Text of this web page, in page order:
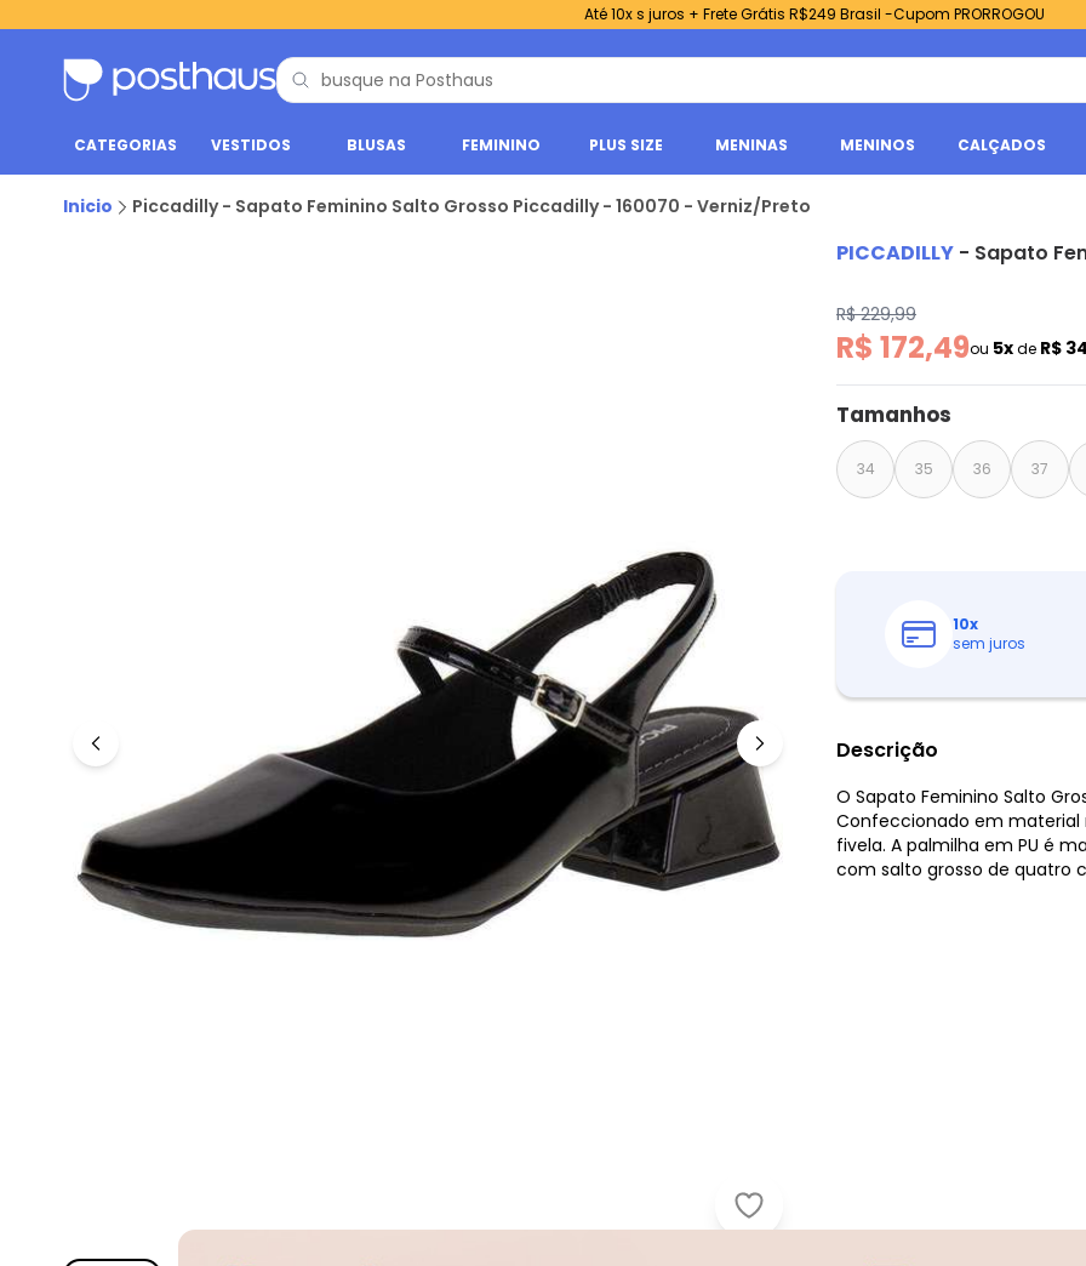
Até 10x s juros + Frete Grátis R$249 Brasil -Cupom PRORROGOU
CATEGORIAS VESTIDOS BLUSAS FEMININO PLUS SIZE MENINAS MENINOS CALÇADOS
Inicio Piccadilly - Sapato Feminino Salto Grosso Piccadilly - 160070 - Verniz/Preto
Piccadilly - Sapato Feminino Salto
PICCADILLY - Sapato
R$ 229,99
R$ 172,49ou 5xde R$
Tamanhos
34 35 36 37
10x
sem juros
Descrição
O Sapato Feminino Salto
Confeccionado em
fivela. A palmilha em PU é
com salto grosso de quatro